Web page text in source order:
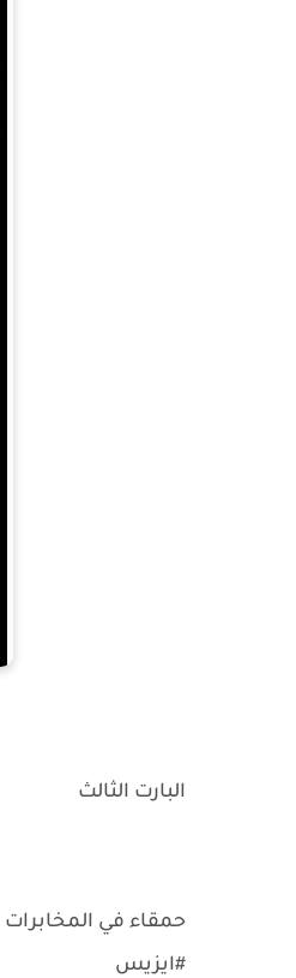
البارت الثالث
حمقاء في المخابرات
#ايزيس